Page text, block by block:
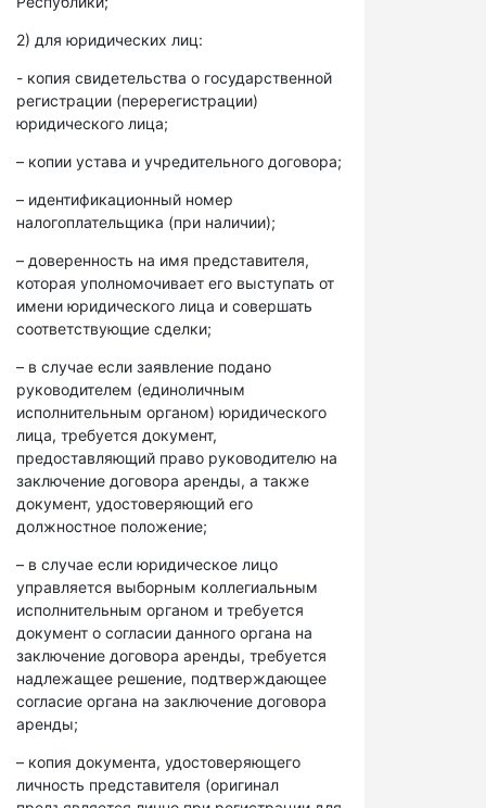
2) для юридических лиц:
- копия свидетельства о государственной
регистрации (перерегистрации)
юридического лица;
– копии устава и учредительного договора;
– идентификационный номер
налогоплательщика (при наличии);
– доверенность на имя представителя,
которая уполномочивает его выступать от
имени юридического лица и совершать
соответствующие сделки;
– в случае если заявление подано
руководителем (единоличным
исполнительным органом) юридического
лица, требуется документ,
предоставляющий право руководителю на
заключение договора аренды, а также
документ, удостоверяющий его
должностное положение;
– в случае если юридическое лицо
управляется выборным коллегиальным
исполнительным органом и требуется
документ о согласии данного органа на
заключение договора аренды, требуется
надлежащее решение, подтверждающее
согласие органа на заключение договора
аренды;
– копия документа, удостоверяющего
личность представителя (оригинал